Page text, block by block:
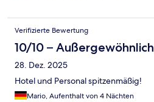
Verifizierte Bewertung
10/10 – Außergewöhnlich
28. Dez. 2025
Hotel und Personal spitzenmäßig!
Mario, Aufenthalt von 4 Nächten